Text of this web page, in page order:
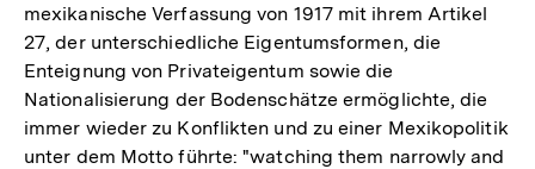
mexikanische Verfassung von 1917 mit ihrem Artikel
27, der unterschiedliche Eigentumsformen, die
Enteignung von Privateigentum sowie die
Nationalisierung der Bodenschätze ermöglichte, die
immer wieder zu Konflikten und zu einer Mexikopolitik
unter dem Motto führte: "watching them narrowly and